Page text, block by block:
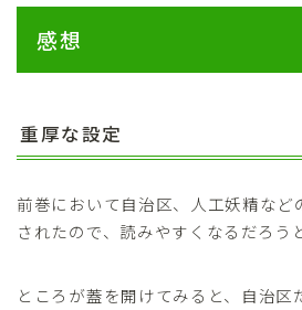
感想
重厚な設定
前巻において自治区、人工妖精など
されたので、読みやすくなるだろう
ところが蓋を開けてみると、自治区